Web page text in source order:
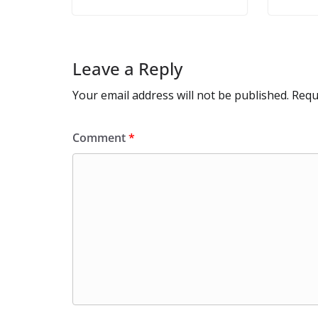
Leave a Reply
Your email address will not be published.
Comment*